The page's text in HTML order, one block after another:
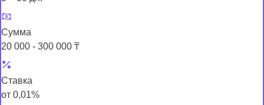
Сумма
20 000 - 300 000 ₸
Ставка
от 0,01%